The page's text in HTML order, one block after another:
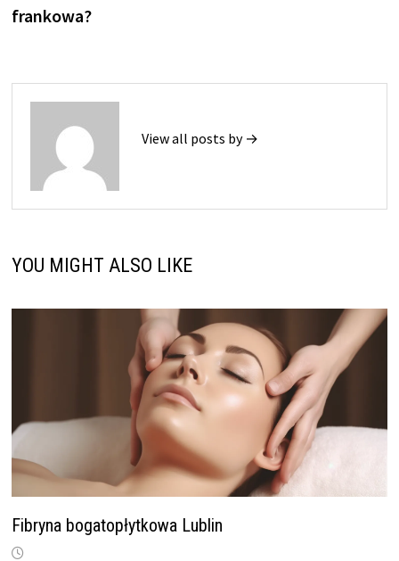
frankowa?
View all posts by →
YOU MIGHT ALSO LIKE
Fibryna bogatopłytkowa Lublin